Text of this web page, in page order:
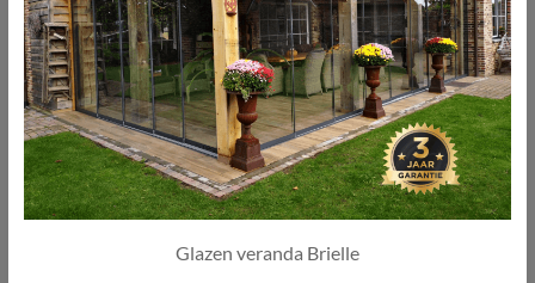
Glazen veranda Brielle